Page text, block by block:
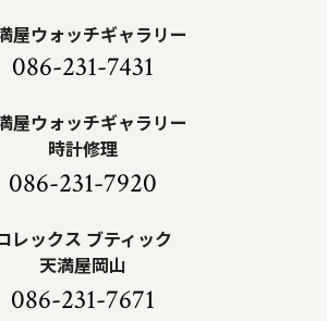
屋ウォッチギャラリー
086-231-7431
屋ウォッチギャラリー
時計修理
086-231-7920
レックス ブティック
天満屋岡山
086-231-7671